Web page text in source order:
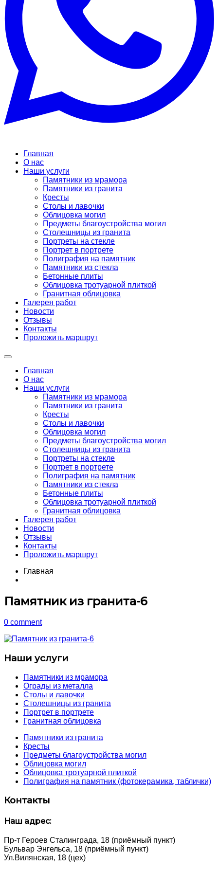
Главная
О нас
Наши услуги
Памятники из мрамора
Памятники из гранита
Кресты
Столы и лавочки
Облицовка могил
Предметы благоустройства могил
Столешницы из гранита
Портреты на стекле
Портрет в портрете
Полиграфия на памятник
Памятники из стекла
Бетонные плиты
Облицовка тротуарной плиткой
Гранитная облицовка
Галерея работ
Новости
Отзывы
Контакты
Проложить маршрут
Главная
О нас
Наши услуги
Памятники из мрамора
Памятники из гранита
Кресты
Столы и лавочки
Облицовка могил
Предметы благоустройства могил
Столешницы из гранита
Портреты на стекле
Портрет в портрете
Полиграфия на памятник
Памятники из стекла
Бетонные плиты
Облицовка тротуарной плиткой
Гранитная облицовка
Галерея работ
Новости
Отзывы
Контакты
Проложить маршрут
Главная
Памятник из гранита-6
0 comment
Наши услуги
Памятники из мрамора
Ограды из металла
Столы и лавочки
Столешницы из гранита
Портрет в портрете
Гранитная облицовка
Памятники из гранита
Кресты
Предметы благоустройства могил
Облицовка могил
Облицовка тротуарной плиткой
Полиграфия на памятник (фотокерамика, таблички)
Контакты
Наш адрес:
Пр-т Героев Сталинграда, 18 (приёмный пункт)
Бульвар Энгельса, 18 (приёмный пункт)
Ул.Вилянская, 18 (цех)